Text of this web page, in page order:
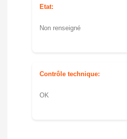
Etat:
Non renseigné
Contrôle technique:
OK